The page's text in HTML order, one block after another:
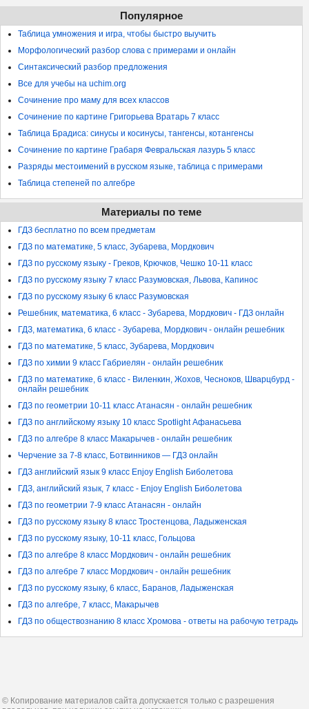
Популярное
Таблица умножения и игра, чтобы быстро выучить
Морфологический разбор слова с примерами и онлайн
Синтаксический разбор предложения
Все для учебы на uchim.org
Сочинение про маму для всех классов
Сочинение по картине Григорьева Вратарь 7 класс
Таблица Брадиса: синусы и косинусы, тангенсы, котангенсы
Сочинение по картине Грабаря Февральская лазурь 5 класс
Разряды местоимений в русском языке, таблица с примерами
Таблица степеней по алгебре
Материалы по теме
ГДЗ бесплатно по всем предметам
ГДЗ по математике, 5 класс, Зубарева, Мордкович
ГДЗ по русскому языку - Греков, Крючков, Чешко 10-11 класс
ГДЗ по русскому языку 7 класс Разумовская, Львова, Капинос
ГДЗ по русскому языку 6 класс Разумовская
Решебник, математика, 6 класс - Зубарева, Мордкович - ГДЗ онлайн
ГДЗ, математика, 6 класс - Зубарева, Мордкович - онлайн решебник
ГДЗ по математике, 5 класс, Зубарева, Мордкович
ГДЗ по химии 9 класс Габриелян - онлайн решебник
ГДЗ по математике, 6 класс - Виленкин, Жохов, Чесноков, Шварцбурд -
онлайн решебник
ГДЗ по геометрии 10-11 класс Атанасян - онлайн решебник
ГДЗ по английскому языку 10 класс Spotlight Афанасьева
ГДЗ по алгебре 8 класс Макарычев - онлайн решебник
Черчение за 7-8 класс, Ботвинников — ГДЗ онлайн
ГДЗ английский язык 9 класс Enjoy English Биболетова
ГДЗ, английский язык, 7 класс - Enjoy English Биболетова
ГДЗ по геометрии 7-9 класс Атанасян - онлайн
ГДЗ по русскому языку 8 класс Тростенцова, Ладыженская
ГДЗ по русскому языку, 10-11 класс, Гольцова
ГДЗ по алгебре 8 класс Мордкович - онлайн решебник
ГДЗ по алгебре 7 класс Мордкович - онлайн решебник
ГДЗ по русскому языку, 6 класс, Баранов, Ладыженская
ГДЗ по алгебре, 7 класс, Макарычев
ГДЗ по обществознанию 8 класс Хромова - ответы на рабочую тетрадь
© Копирование материалов сайта допускается только с разрешения